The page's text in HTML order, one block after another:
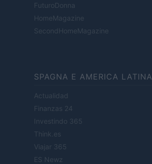
FuturoDonna
HomeMagazine
SecondHomeMagazine
SPAGNA E AMERICA LATINA
Actualidad
Finanzas 24
Investindo 365
Think.es
Viajar 365
ES Newz